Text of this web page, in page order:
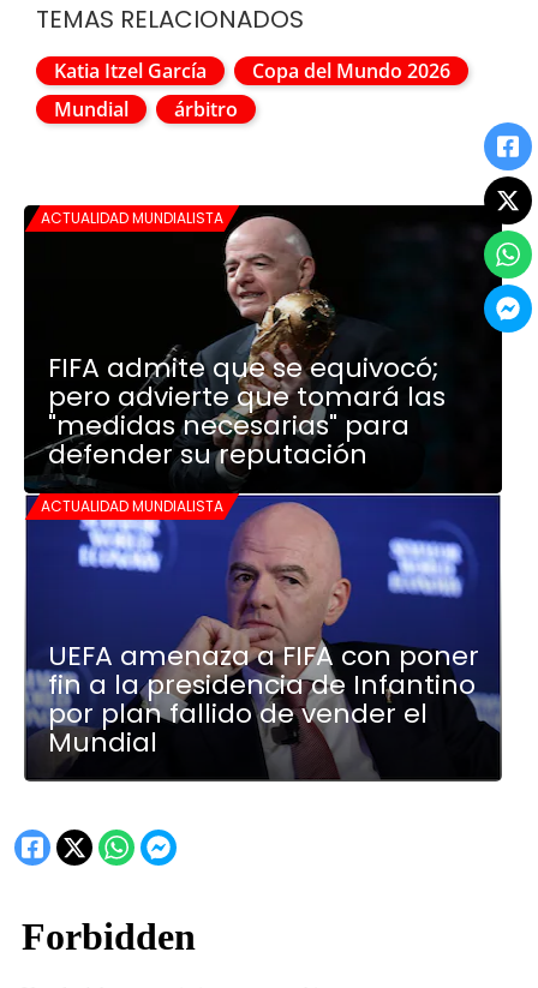
TEMAS RELACIONADOS
Katia Itzel García
Copa del Mundo 2026
Mundial
árbitro
ACTUALIDAD MUNDIALISTA
FIFA admite que se equivocó;
pero advierte que tomará las
"medidas necesarias" para
defender su reputación
ACTUALIDAD MUNDIALISTA
UEFA amenaza a FIFA con poner
fin a la presidencia de Infantino
por plan fallido de vender el
Mundial